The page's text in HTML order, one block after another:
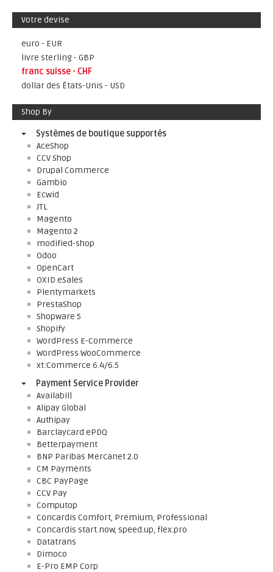
Votre devise
euro - EUR
livre sterling - GBP
franc suisse - CHF
dollar des États-Unis - USD
Shop By
Systèmes de boutique supportés
AceShop
CCV Shop
Drupal Commerce
Gambio
Ecwid
JTL
Magento
Magento 2
modified-shop
Odoo
OpenCart
OXID eSales
Plentymarkets
PrestaShop
Shopware 5
Shopify
WordPress E-Commerce
WordPress WooCommerce
xt:Commerce 6.4/6.5
Payment Service Provider
Availabill
Alipay Global
Authipay
Barclaycard ePDQ
Betterpayment
BNP Paribas Mercanet 2.0
CM Payments
CBC PayPage
CCV Pay
Computop
Concardis Comfort, Premium, Professional
Concardis start.now, speed.up, flex.pro
Datatrans
Dimoco
E-Pro EMP Corp